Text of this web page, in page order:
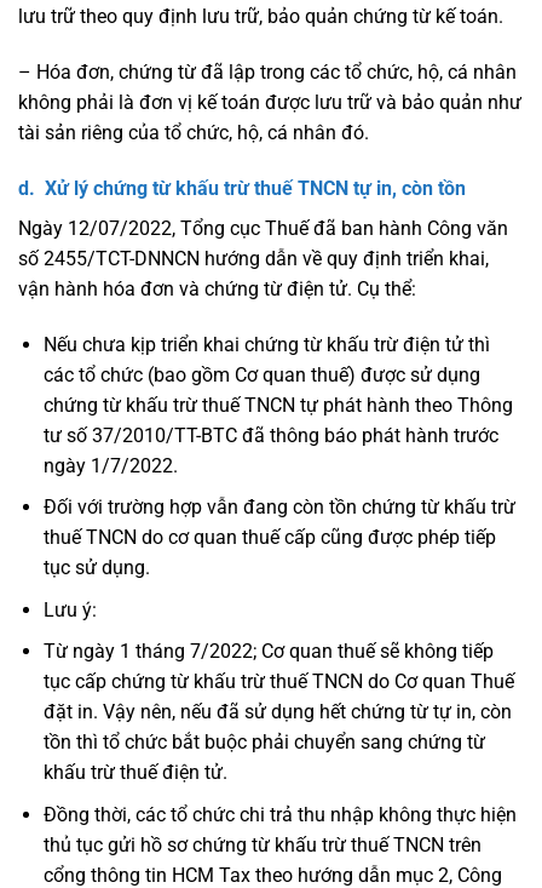
lưu trữ theo quy định lưu trữ, bảo quản chứng từ kế toán.
– Hóa đơn, chứng từ đã lập trong các tổ chức, hộ, cá nhân
không phải là đơn vị kế toán được lưu trữ và bảo quản như
tài sản riêng của tổ chức, hộ, cá nhân đó.
d. Xử lý chứng từ khấu trừ thuế TNCN tự in, còn tồn
Ngày 12/07/2022, Tổng cục Thuế đã ban hành Công văn
số 2455/TCT-DNNCN hướng dẫn về quy định triển khai,
vận hành hóa đơn và chứng từ điện tử. Cụ thể:
Nếu chưa kịp triển khai chứng từ khấu trừ điện tử thì
các tổ chức (bao gồm Cơ quan thuế) được sử dụng
chứng từ khấu trừ thuế TNCN tự phát hành theo Thông
tư số 37/2010/TT-BTC đã thông báo phát hành trước
ngày 1/7/2022.
Đối với trường hợp vẫn đang còn tồn chứng từ khấu trừ
thuế TNCN do cơ quan thuế cấp cũng được phép tiếp
tục sử dụng.
Lưu ý:
Từ ngày 1 tháng 7/2022; Cơ quan thuế sẽ không tiếp
tục cấp chứng từ khấu trừ thuế TNCN do Cơ quan Thuế
đặt in. Vậy nên, nếu đã sử dụng hết chứng từ tự in, còn
tồn thì tổ chức bắt buộc phải chuyển sang chứng từ
khấu trừ thuế điện tử.
Đồng thời, các tổ chức chi trả thu nhập không thực hiện
thủ tục gửi hồ sơ chứng từ khấu trừ thuế TNCN trên
cổng thông tin HCM Tax theo hướng dẫn mục 2, Công